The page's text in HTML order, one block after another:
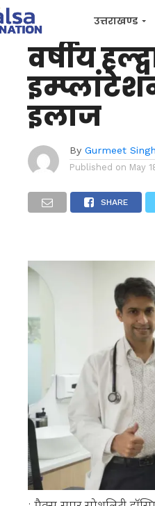
उत्तराखण्ड
प्रशासनिक
मैक्स
वर्षीय
इलाज
By Gurmeet
Published on May
SHARE